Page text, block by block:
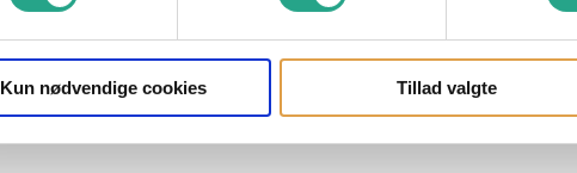
Kun nødvendige cookies Tillad valgte